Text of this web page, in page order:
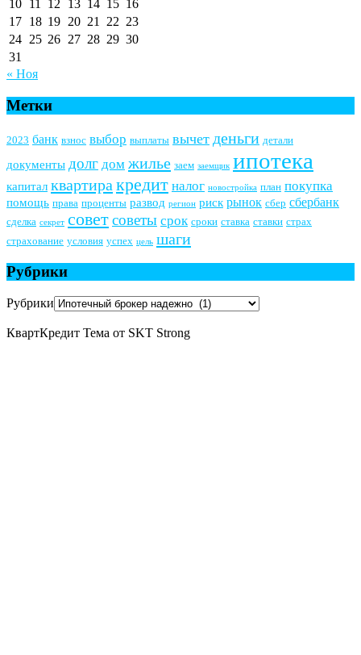
10 11 12 13 14 15 16
17 18 19 20 21 22 23
24 25 26 27 28 29 30
31
« Ноя
Метки
2023 банк взнос выбор выплаты вычет деньги детали
документы долг дом жилье заем заемщик ипотека
капитал квартира кредит налог новостройка план покупка
помощь права проценты развод регион риск рынок сбер сбербанк
сделка секрет советсоветы срок сроки ставка ставки страх
страхование условия успех цель шаги
Рубрики
Рубрики
КвартКредит Тема от SKT Strong